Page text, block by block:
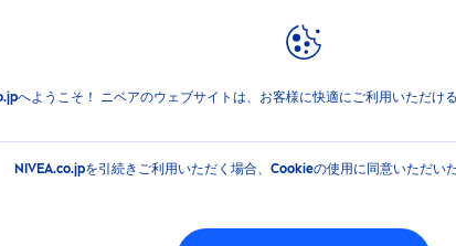
へようこそ！ ニベアのウェブサイトは、お客様に快適にご利用いただけ
NIVEA.co.jpを引続きご利用いただく場合、Cookieの使用に同意いただい
ッシュ ニベア クリームケア ボディウォッシュ W保水美肌 リ
ア ボディウォッ